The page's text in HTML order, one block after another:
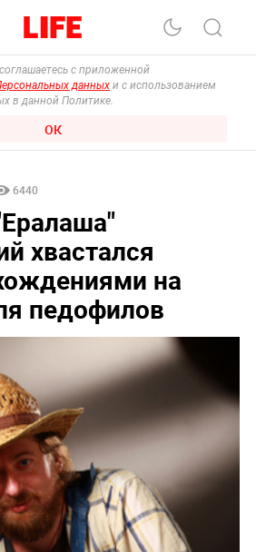
с приложенной
данных и с использованием
в данной Политике.
ОК
6440
хвастался
на
педофилов